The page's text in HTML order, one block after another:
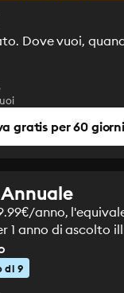
Dove vuoi,
gratis per 60 giorni
anno,
1 anno di ascolto
di 9